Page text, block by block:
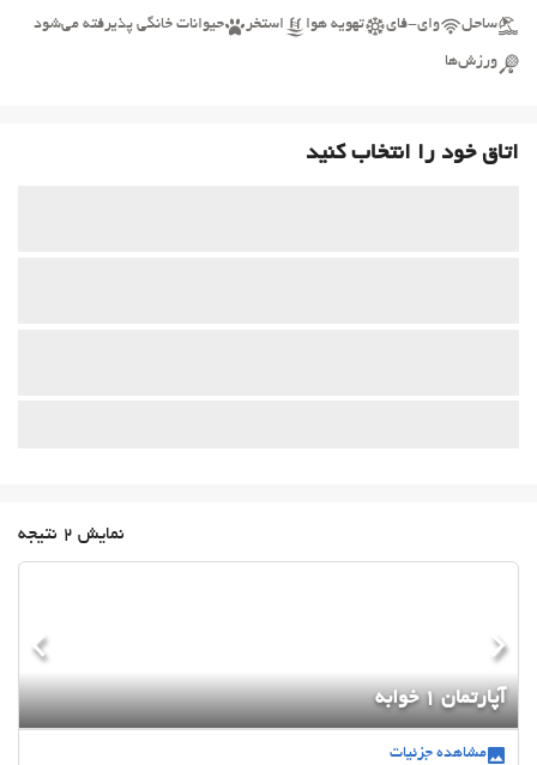
ساحل وای-فای تهویه هوا استخر حیوانات خانگی پذیرفته می‌شود
ورزش‌ها
اتاق خود را انتخاب کنید
نمایش 2 نتیجه
آپارتمان 1 خوابه
مشاهده جزئیات